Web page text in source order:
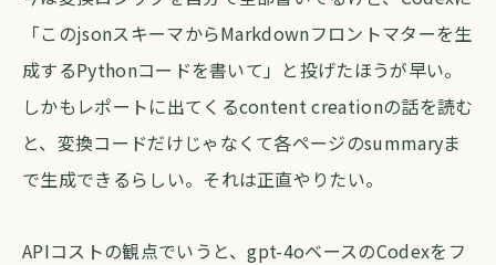
「このjsonスキーマからMarkdownフロントマターを生
成するPythonコードを書いて」と投げたほうが早い。
しかもレポートに出てくるcontent creationの話を読む
と、変換コードだけじゃなくて各ページのsummaryま
で生成できるらしい。それは正直やりたい。
APIコストの観点でいうと、gpt-4oベースのCodexをフ